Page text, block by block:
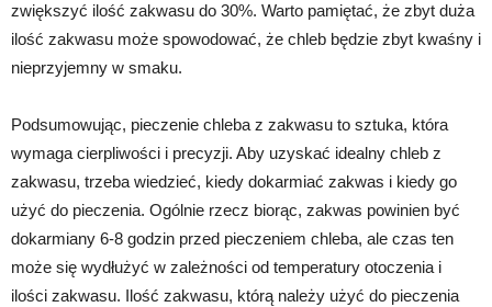
zwiększyć ilość zakwasu do 30%. Warto pamiętać, że zbyt duża
ilość zakwasu może spowodować, że chleb będzie zbyt kwaśny i
nieprzyjemny w smaku.
Podsumowując, pieczenie chleba z zakwasu to sztuka, która
wymaga cierpliwości i precyzji. Aby uzyskać idealny chleb z
zakwasu, trzeba wiedzieć, kiedy dokarmiać zakwas i kiedy go
użyć do pieczenia. Ogólnie rzecz biorąc, zakwas powinien być
dokarmiany 6-8 godzin przed pieczeniem chleba, ale czas ten
może się wydłużyć w zależności od temperatury otoczenia i
ilości zakwasu. Ilość zakwasu, którą należy użyć do pieczenia